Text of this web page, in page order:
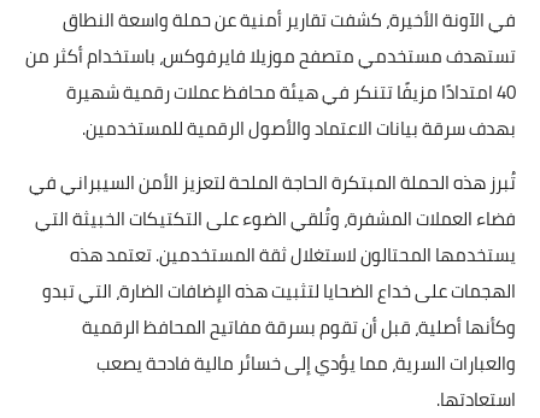
في الآونة الأخيرة، كشفت تقارير أمنية عن حملة واسعة النطاق
تستهدف مستخدمي متصفح موزيلا فايرفوكس، باستخدام أكثر من
40 امتدادًا مزيفًا تتنكر في هيئة محافظ عملات رقمية شهيرة
بهدف سرقة بيانات الاعتماد والأصول الرقمية للمستخدمين.
تُبرز هذه الحملة المبتكرة الحاجة الملحة لتعزيز الأمن السيبراني في
فضاء العملات المشفرة، وتُلقي الضوء على التكتيكات الخبيثة التي
يستخدمها المحتالون لاستغلال ثقة المستخدمين. تعتمد هذه
الهجمات على خداع الضحايا لتثبيت هذه الإضافات الضارة، التي تبدو
وكأنها أصلية، قبل أن تقوم بسرقة مفاتيح المحافظ الرقمية
والعبارات السرية، مما يؤدي إلى خسائر مالية فادحة يصعب
استعادتها.